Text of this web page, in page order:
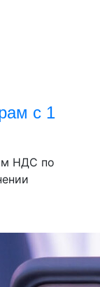
с 1
НДС по